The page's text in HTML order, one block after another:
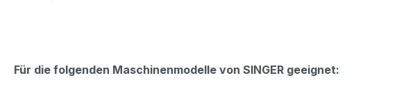
Für die folgenden Maschinenmodelle von SINGER geeignet: